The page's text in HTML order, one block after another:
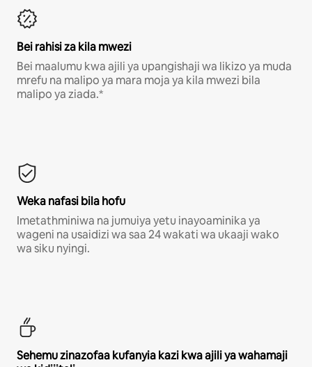
Bei rahisi za kila mwezi
Bei maalumu kwa ajili ya upangishaji wa likizo ya muda
mrefu na malipo ya mara moja ya kila mwezi bila
malipo ya ziada.*
Weka nafasi bila hofu
Imetathminiwa na jumuiya yetu inayoaminika ya
wageni na usaidizi wa saa 24 wakati wa ukaaji wako
wa siku nyingi.
Sehemu zinazofaa kufanyia kazi kwa ajili ya wahamaji